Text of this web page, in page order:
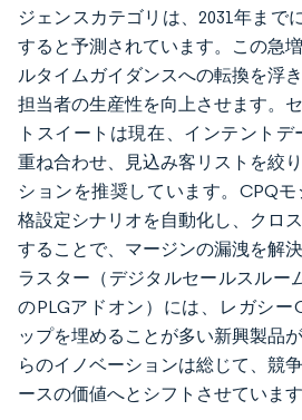
ジェンスカテゴリは、2031年まで
すると予測されています。この急
ルタイムガイダンスへの転換を浮
担当者の生産性を向上させます。
トスイートは現在、インテント
重ね合わせ、見込み客リストを絞
ションを推奨しています。CPQ
格設定シナリオを自動化し、クロ
することで、マージンの漏洩を解
ラスター（デジタルセールスルー
のPLGアドオン）には、レガシー
ップを埋めることが多い新興製品
らのイノベーションは総じて、競
ースの価値へとシフトさせています